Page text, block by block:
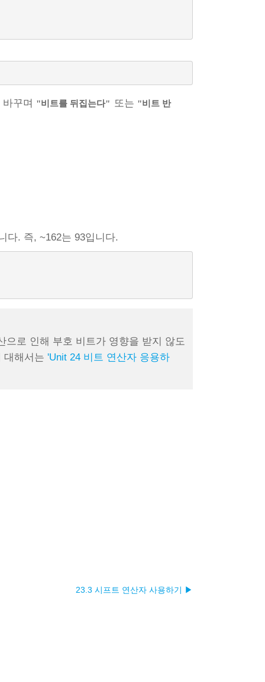
바꾸며 "비트를 뒤집는다" 또는 "비트 반
다. 즉, ~162는 93입니다.
으로 인해 부호 비트가 영향을 받지 않도
대해서는'Unit 24 비트 연산자 응용하
23.3 시프트 연산자 사용하기 ▶︎